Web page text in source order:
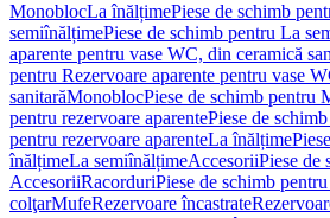
MonoblocLa înălțimePiese de schimb
semiînălțimePiese de schimb pentru La
aparente pentru vase WC, din ceramică
pentru Rezervoare aparente pentru vase
sanitarăMonoblocPiese de schimb pentru
pentru rezervoare aparentePiese de
pentru rezervoare aparenteLa înălțime
înălțimeLa semiînălțimeAccesoriiPiese de
AccesoriiRacorduriPiese de schimb
colţarMufeRezervoare încastrate